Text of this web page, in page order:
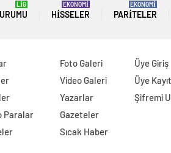
LİG
HISSELER
EKONOMİ
PARITELER
EKONOMİ
Paralar
Foto Galeri
Video Galeri
Yazarlar
Gazeteler
Sıcak Haber
Üye Giriş
Üye Kayıt
Şifremi